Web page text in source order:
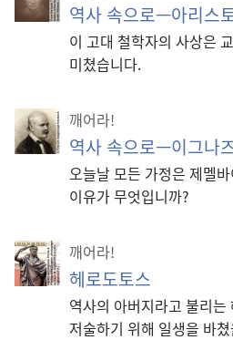
역사 속으로—아리스
이 고대 철학자의 사상은
미쳤습니다.
깨어라!
역사 속으로—이그나
오늘날 모든 가정은 제멜
이유가 무엇입니까?
깨어라!
헤로도토스
역사의 아버지라고 불리
저술하기 위해 일생을 바